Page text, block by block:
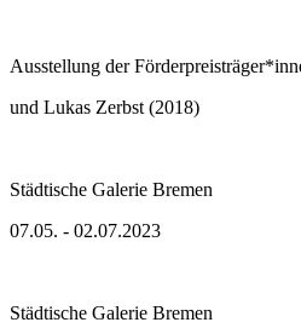
Ausstellung der
und Lukas Zerbst (2018)
Städtische Galerie Bremen
07.05. - 02.07.2023
Städtische Galerie Bremen